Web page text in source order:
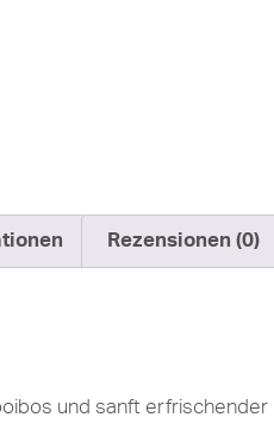
Rezensionen (0)
und sanft erfrischender